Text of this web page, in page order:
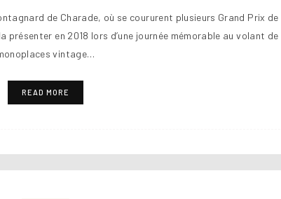
de Charade, où se coururent plusieurs Grand Prix de
présenter en 2018 lors d’une journée mémorable au volant de
vintage…
READ MORE